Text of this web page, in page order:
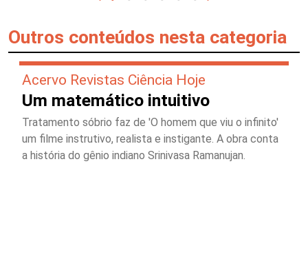
Outros conteúdos nesta categoria
Acervo Revistas Ciência Hoje
Um matemático intuitivo
Tratamento sóbrio faz de 'O homem que viu o infinito'
um filme instrutivo, realista e instigante. A obra conta
a história do gênio indiano Srinivasa Ramanujan.